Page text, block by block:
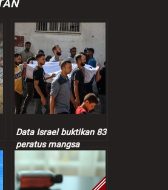
Data Israel buktikan 83
peratus mangsa
dibunuh tentera Zionis
orang awam